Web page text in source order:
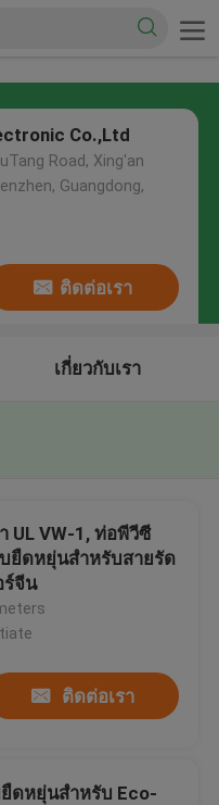
Co.,Ltd
Road, Xing'an
Guangdong,
ติดต่อเรา
เกี่ยวกับเรา
UL VW-1, ท่อพีวีซี
ยืดหยุ่นสำหรับสายรัด
ร์จีน
ติดต่อเรา
ดหยุ่นสำหรับ Eco-